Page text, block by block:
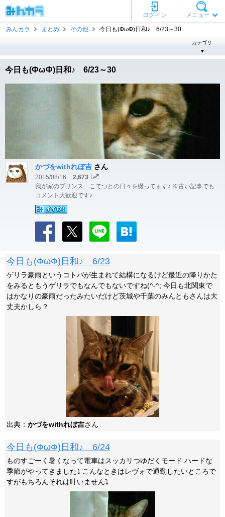
メニュー
ログイン
みんカラ
まとめ その他 今日も(ФωФ)日和♪ 6/23～30
カテゴリ
▼
今日も(ФωФ)日和♪ 6/23～30
かづをwithれぼ吉 さん
2015/08/16
2,673
我が家のプリンス こてつとの日々を綴ってます♪ ※古い記事でも
コメント大歓迎です♪
今日も(ФωФ)日和♪ 6/23
ゲリラ豪雨というコトバが生まれて結構になるけど最近の降りかた
をみるともうゲリラでもなんでもないですね(^-^; 今日も北関東で
はかなりの豪雨だったみたいだけど茨城や千葉のみんともさんは大
丈夫かしら？
出典： かづをwithれぼ吉さん
今日も(ФωФ)日和♪ 6/24
ものすごーく暑くなって電車はスッカリつゆだくモード ハードな
季節がやってきました⤵ こんなときはレヴォで通勤したいところで
すがもちろんそれは叶いません⤵